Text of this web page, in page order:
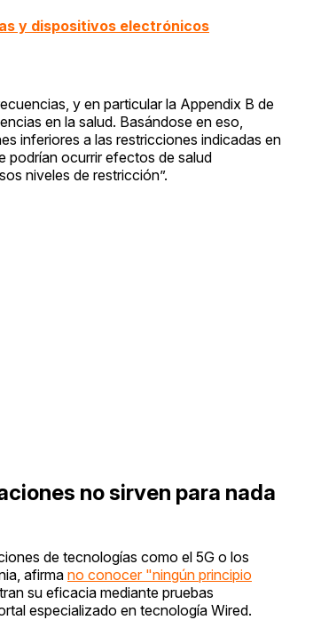
y dispositivos electrónicos
y en particular la Appendix B de
en la salud. Basándose en eso,
inferiores a las restricciones indicadas en
podrían ocurrir efectos de salud
niveles de restricción”.
no sirven para nada
de tecnologías como el 5G o los
afirma no conocer "ningún principio
su eficacia mediante pruebas
especializado en tecnología Wired.